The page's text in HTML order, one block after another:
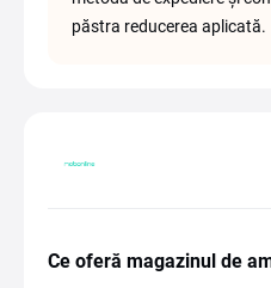
păstra reducerea aplicată.
Ce oferă magazinul de